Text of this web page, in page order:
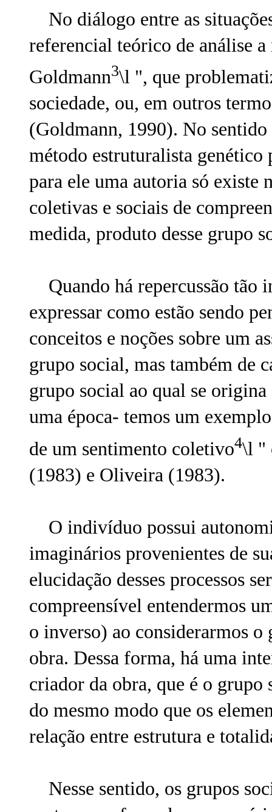
No diálogo entre as
referencial teórico de análise
Goldmann3\l ", que
sociedade, ou, em outros
(Goldmann, 1990). No
método estruturalista genético
para ele uma autoria só existe
coletivas e sociais de
medida, produto desse grupo
Quando há repercussão tão
expressar como estão sendo
conceitos e noções sobre um
grupo social, mas também de
grupo social ao qual se
uma época- temos um
de um sentimento coletivo4\l "
(1983) e Oliveira (1983).
O indivíduo possui
imaginários provenientes de
elucidação desses processos
compreensível entendermos
o inverso) ao considerarmos
obra. Dessa forma, há uma
criador da obra, que é o
do mesmo modo que os
relação entre estrutura e
Nesse sentido, os grupos